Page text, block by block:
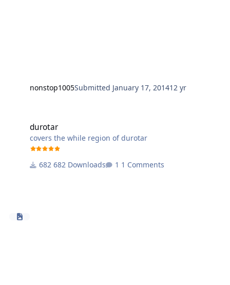
nonstop1005Submitted January 17, 201412 yr
durotar
covers the while region of durotar
682 Downloads 1 Comments